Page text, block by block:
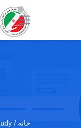
خانه